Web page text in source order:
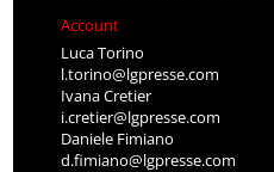
Account
Luca Torino
l.torino@lgpresse.com
Ivana Cretier
i.cretier@lgpresse.com
Daniele Fimiano
d.fimiano@lgpresse.com